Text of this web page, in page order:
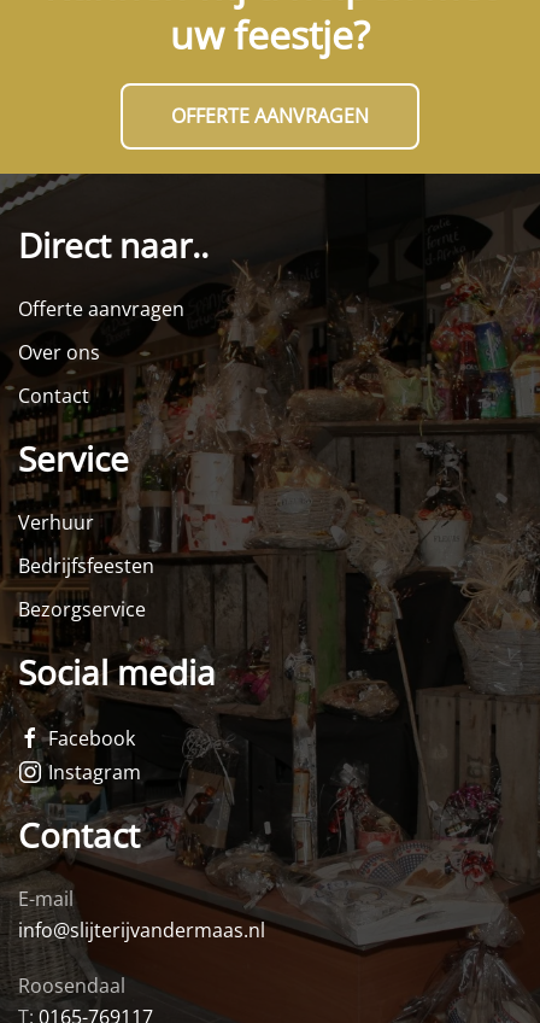
uw feestje?
OFFERTE AANVRAGEN
Direct naar..
Offerte aanvragen
Over ons
Contact
Service
Verhuur
Bedrijfsfeesten
Bezorgservice
Social media
Facebook
Instagram
Contact
E-mail
info@slijterijvandermaas.nl
Roosendaal
T: 0165-769117